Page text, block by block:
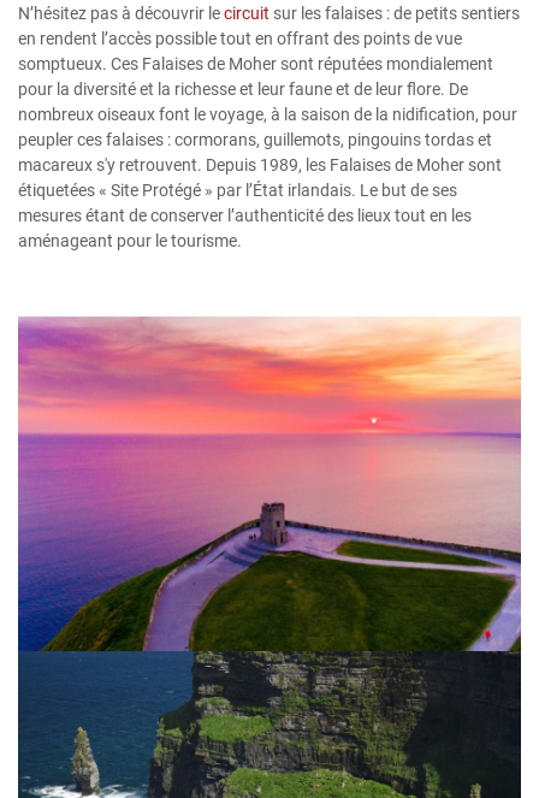
N’hésitez pas à découvrir lecircuit sur les falaises : de petits sentiers
en rendent l’accès possible tout en offrant des points de vue
somptueux. Ces Falaises de Moher sont réputées mondialement
pour la diversité et la richesse et leur faune et de leur flore. De
nombreux oiseaux font le voyage, à la saison de la nidification, pour
peupler ces falaises : cormorans, guillemots, pingouins tordas et
macareux s'y retrouvent. Depuis 1989, les Falaises de Moher sont
étiquetées « Site Protégé » par l’État irlandais. Le but de ses
mesures étant de conserver l’authenticité des lieux tout en les
aménageant pour le tourisme.